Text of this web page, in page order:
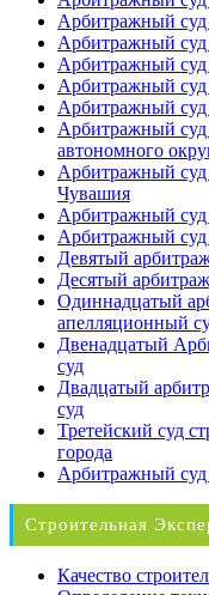
Арбитражный суд
Арбитражный суд
Арбитражный суд
Арбитражный суд
Арбитражный суд
Арбитражный
автономного
Арбитражный
Чувашия
Арбитражный
Арбитражный суд
Девятый
Десятый
Одиннадцатый
апелляционный
Двенадцатый
суд
Двадцатый
суд
Третейский суд
города
Арбитражный суд
Строительная
Качество